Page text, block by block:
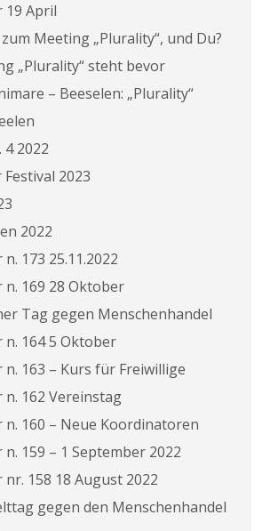
19 April
Meeting „Plurality“, und Du?
„Plurality“ steht bevor
– Beeselen: „Plurality“
2022
2023
2022
173 25.11.2022
169 28 Oktober
Tag gegen Menschenhandel
164 5 Oktober
163 – Kurs für Freiwillige
162 Vereinstag
n. 160 – Neue Koordinatoren
159 – 1 September 2022
158 18 August 2022
gegen den Menschenhandel